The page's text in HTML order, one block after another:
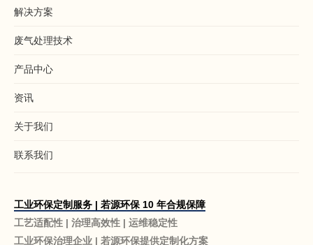
解决方案
废气处理技术
产品中心
资讯
关于我们
联系我们
工业环保定制服务 | 若源环保 10 年合规保障
工艺适配性 | 治理高效性 | 运维稳定性
工业环保治理企业 | 若源环保提供定制化方案